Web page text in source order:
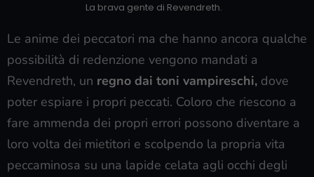
La brava gente di Revendreth.
Le anime dei peccatori ma che hanno ancora qualche
possibilità di redenzione vengono mandati a
Revendreth, un regno dai toni vampireschi, dove
poter espiare i propri peccati. Coloro che riescono a
fare ammenda dei propri errori possono diventare a
loro volta dei mietitori e scolpendo la propria vita
peccaminosa su una lapide celata agli occhi degli